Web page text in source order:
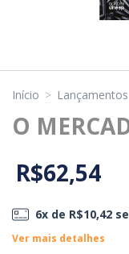
Início > Lançamentos
O
R$62,54
6x de R$10,42
Ver mais detalhes